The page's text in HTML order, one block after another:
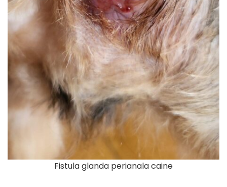
Fistula glanda perianala caine